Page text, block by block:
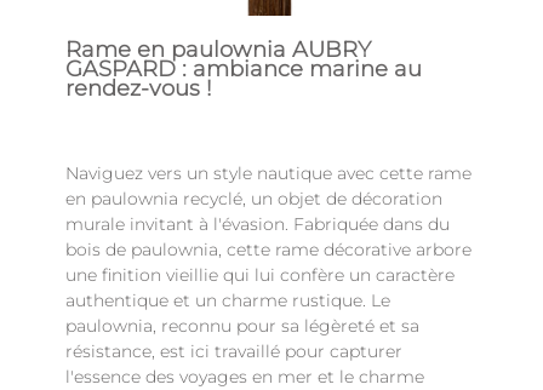
Rame en paulownia AUBRY
GASPARD : ambiance marine au
rendez-vous !
Naviguez vers un style nautique avec cette rame
en paulownia recyclé, un objet de décoration
murale invitant à l'évasion. Fabriquée dans du
bois de paulownia, cette rame décorative arbore
une finition vieillie qui lui confère un caractère
authentique et un charme rustique. Le
paulownia, reconnu pour sa légèreté et sa
résistance, est ici travaillé pour capturer
l'essence des voyages en mer et le charme